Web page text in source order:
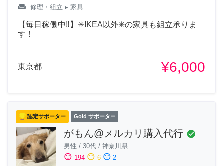
weekend 修理・組立 ▸ 家具
【毎日稼働中‼︎】✳︎IKEA以外✳︎の家具も組立承りま
す！
東京都 ¥6,000
認定サポーター Gold サポーター
がもん@メルカリ購入代行 check_circle
男性 / 30代 / 神奈川県
sentiment_satisfied 194 sentiment_neutral 6 sentiment_dissatisfied 2